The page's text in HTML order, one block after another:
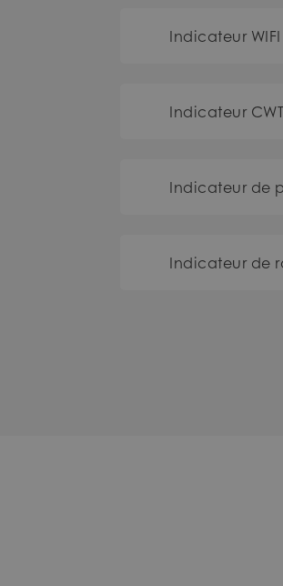
Indicateur
Indicateur
Indicateur de
Indicateur de